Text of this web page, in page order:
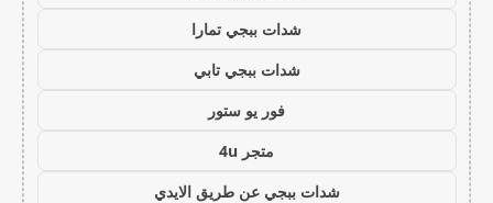
شدات ببجي تمارا
شدات ببجي تابي
فور يو ستور
متجر 4u
شدات ببجي عن طريق الايدي